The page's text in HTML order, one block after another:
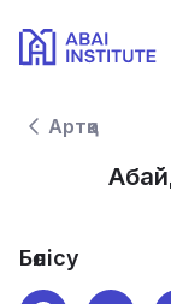
Артқа
Бөлісу